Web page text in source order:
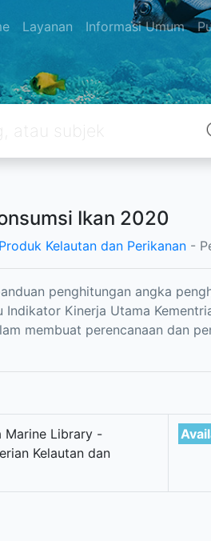
Layanan Informasi Umum
Ikan 2020
Kelautan dan Perikanan -
penghitungan angka
Kinerja Utama
membuat perencanaan dan
Marine Library -
Kelautan dan